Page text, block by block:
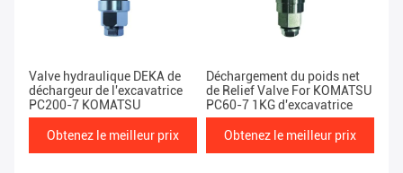
Valve hydraulique DEKA de
déchargeur de l'excavatrice
PC200-7 KOMATSU
Obtenez le meilleur prix
Déchargement du poids net
de Relief Valve For KOMATSU
PC60-7 1KG d'excavatrice
Obtenez le meilleur prix